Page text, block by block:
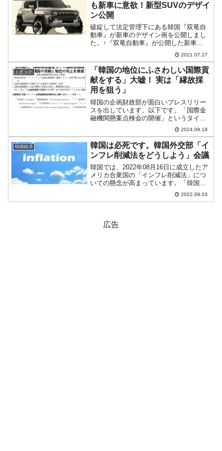
も新車に意欲！新型SUVのデザイ
ン公開
破綻して法定管理下にある韓国『双竜自
動車』が新車のデザイン画を公開しまし
た。↑『双竜自動車』が公開した新車
「KR10」のデザイン画PHOTO(C)『双竜
自動車』上掲は「KR10」という新しい
SUVのデザインラフです。『双竜自動
車』の持つ「無...
2021.07.27
トピック
「韓国の地位にふさわしい国際貢
献をする」大嘘！ 実は「縁故採
用を狙う」
韓国の企画財政部が面白いプレスリリー
スを出しています。以下です。「国際金
融機関懸案点検会の開催」というタイト
ルですが、鉄骨で頭でも打ったのか突然
「金融関連で国際的な貢献をしていきま
しょう」として会議を行ったのです。金
範錫（キム・ボムソク）企...
2024.09.19
韓国経済
韓国は必死です。韓国外交部「イ
ンフレ削減法をどうしよう」会議
韓国では、2022年08月16日に成立したア
メリカ合衆国の「インフレ削減法」につ
いての懸念が高まっています。「韓国産
の電気自動車が売れなくなる」嫌な未来
予測合衆国産の電気自動車と認定されな
2022.09.03
広告